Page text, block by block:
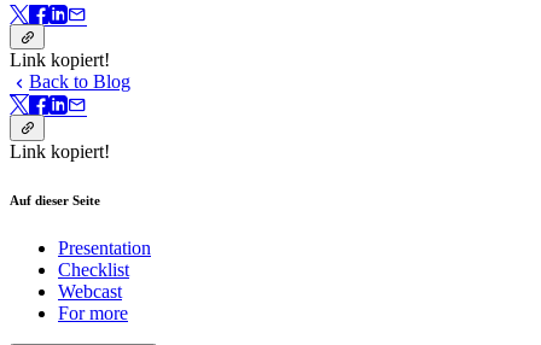
Link kopiert!
Back to Blog
Link kopiert!
Auf dieser Seite
Presentation
Checklist
Webcast
For more